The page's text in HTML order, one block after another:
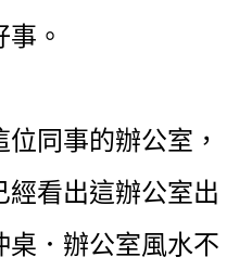
。
同事的辦公室，
看出這辦公室出
桌．辦公室風水不